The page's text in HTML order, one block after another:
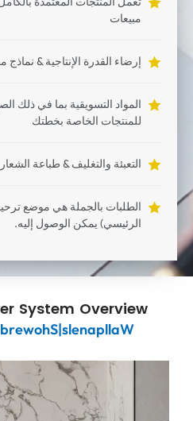
مبيعات
إرضاء القدرة الإنتاجية &
المواد التسويقية بما في ذلك
للمنتجات الخاصة بخطتك
التعبئة والتغليف & طباعة الشعار
الرئيسي) يمكن الوصول إليه.
System Overview
W
a
l
l
p
a
n
e
l
s
|
S
h
o
w
e
r
b